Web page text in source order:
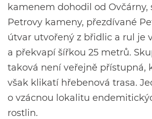
kamenem dohodil od Ovčárny,
Petrovy kameny, přezdívané
útvar utvořený z břidlic a rul je
a překvapí šířkou 25 metrů.
taková není veřejně přístupná,
však klikatí hřebenová trasa.
o vzácnou lokalitu
rostlin.